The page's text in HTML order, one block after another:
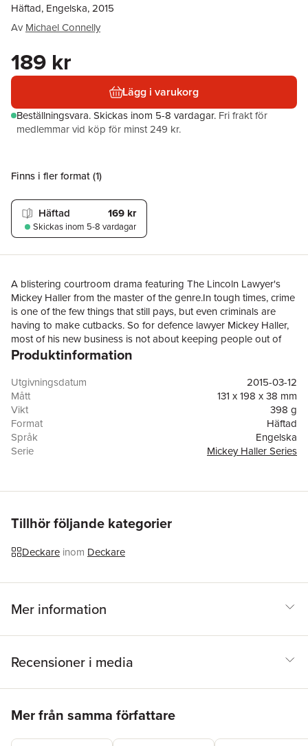
Häftad, Engelska, 2015
Av Michael Connelly
189 kr
Lägg i varukorg
Beställningsvara.Skickas inom 5-8 vardagar. Fri frakt för
medlemmar vid köp för minst 249 kr.
Finns i fler format (1)
Häftad 169 kr
Skickas inom 5-8 vardagar
A blistering courtroom drama featuring The Lincoln Lawyer's
Mickey Haller from the master of the genre.In tough times, crime
is one of the few things that still pays, but even criminals are
having to make cutbacks. So for defence lawyer Mickey Haller,
most of his new business is not about keeping people out of
jail; it's about keeping a roof over their heads as the foreclosure
for eight months, and so far he's stopped the bank from taking
her house. But now the bank's CEO has been found beaten to
death - and Lisa is about to be indicted for murder . . .
Produktinformation
Utgivningsdatum
2015-03-12
Mått
131 x 198 x 38 mm
Vikt
398 g
Format
Häftad
Språk
Engelska
Serie
Mickey Haller Series
ISBN
9781409157274
Tillhör följande kategorier
Deckare inom Deckare
Mer information
Recensioner i media
Mer från samma författare